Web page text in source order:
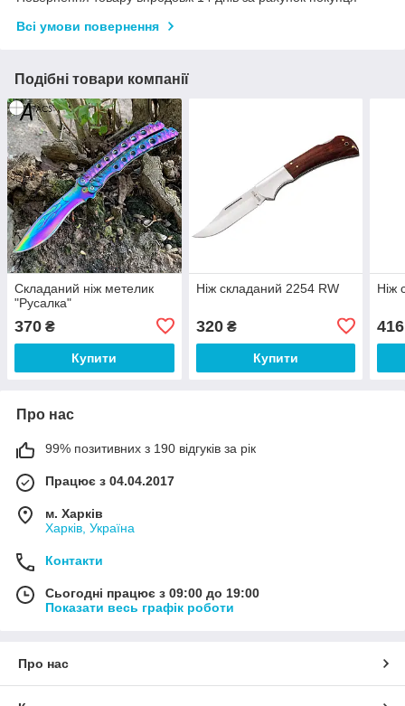
Всі умови повернення
Подібні товари компанії
Складаний ніж метелик
"Русалка"
370 ₴
Купити
Ніж складаний 2254 RW
320₴
Купити
Ніж
416
Про нас
99% позитивних з 190 відгуків за рік
Працює з 04.04.2017
м. Харків
Харків, Україна
Контакти
Сьогодні працює з 09:00 до 19:00
Показати весь графік роботи
Про нас